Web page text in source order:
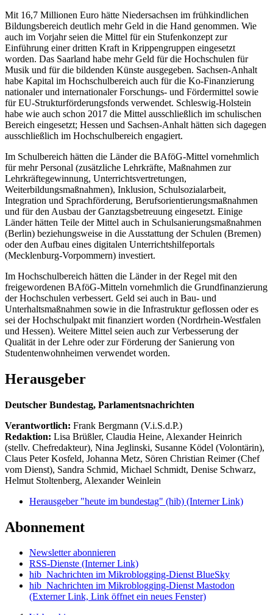
Mit 16,7 Millionen Euro hätte Niedersachsen im frühkindlichen
Bildungsbereich deutlich mehr Geld in die Hand genommen. Wie
auch im Vorjahr seien die Mittel für ein Stufenkonzept zur
Einführung einer dritten Kraft in Krippengruppen eingesetzt
worden. Das Saarland habe mehr Geld für die Hochschulen für
Musik und für die bildenden Künste ausgegeben. Sachsen-Anhalt
habe Kapital im Hochschulbereich auch für die Ko-Finanzierung
nationaler und internationaler Forschungs- und Fördermittel sowie
für EU-Strukturförderungsfonds verwendet. Schleswig-Holstein
habe wie auch schon 2017 die Mittel ausschließlich im schulischen
Bereich eingesetzt; Hessen und Sachsen-Anhalt hätten sich dagegen
ausschließlich im Hochschulbereich engagiert.
Im Schulbereich hätten die Länder die BAföG-Mittel vornehmlich
für mehr Personal (zusätzliche Lehrkräfte, Maßnahmen zur
Lehrkräftegewinnung, Unterrichtsvertretungen,
Weiterbildungsmaßnahmen), Inklusion, Schulsozialarbeit,
Integration und Sprachförderung, Berufsorientierungsmaßnahmen
und für den Ausbau der Ganztagsbetreuung eingesetzt. Einige
Länder hätten Teile der Mittel auch in Schulsanierungsmaßnahmen
(Berlin) beziehungsweise in die Ausstattung der Schulen (Bremen)
oder den Aufbau eines digitalen Unterrichtshilfeportals
(Mecklenburg-Vorpommern) investiert.
Im Hochschulbereich hätten die Länder in der Regel mit den
freigewordenen BAföG-Mitteln vornehmlich die Grundfinanzierung
der Hochschulen verbessert. Geld sei auch in Bau- und
Unterhaltsmaßnahmen sowie in die Infrastruktur geflossen oder es
sei der Hochschulpakt mit finanziert worden (Nordrhein-Westfalen
und Hessen). Weitere Mittel seien auch zur Verbesserung der
Qualität in der Lehre oder zur Förderung der Sanierung von
Studentenwohnheimen verwendet worden.
Herausgeber
Deutscher Bundestag, Parlamentsnachrichten
Verantwortlich: Frank Bergmann (V.i.S.d.P.)
Redaktion: Lisa Brüßler, Claudia Heine, Alexander Heinrich
(stellv. Chefredakteur), Nina Jeglinski, Susanne Ködel (Volontärin),
Claus Peter Kosfeld, Johanna Metz, Sören Christian Reimer (Chef
vom Dienst), Sandra Schmid, Michael Schmidt, Denise Schwarz,
Helmut Stoltenberg, Alexander Weinlein
Herausgeber "heute im bundestag" (hib) (Interner Link)
Abonnement
Newsletter abonnieren
RSS-Dienste (Interner Link)
hib_Nachrichten im Mikroblogging-Dienst BlueSky
hib_Nachrichten im Mikroblogging-Dienst Mastodon
(Externer Link, Link öffnet ein neues Fenster)